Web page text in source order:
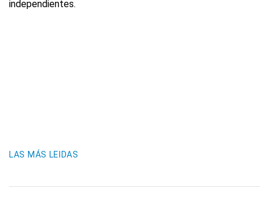
LAS MÁS LEIDAS